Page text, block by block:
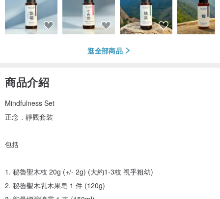
逛全部商品
商品介紹
Mindfulness Set
正念．靜觀套裝
包括
1. 秘魯聖木枝 20g (+/- 2g) (大約1-3枝 視乎粗幼)
2. 秘魯聖木乳木果皂 1 件 (120g)